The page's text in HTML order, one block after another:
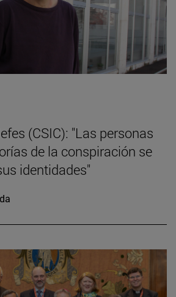
(CSIC): "Las personas
de la conspiración se
identidades"